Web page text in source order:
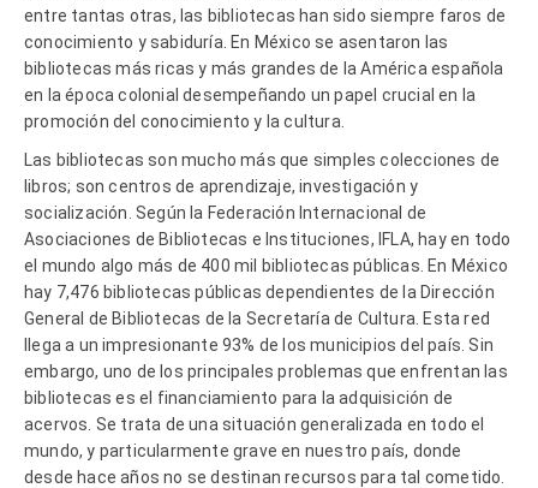
entre tantas otras, las bibliotecas han sido siempre faros de
conocimiento y sabiduría. En México se asentaron las
bibliotecas más ricas y más grandes de la América española
en la época colonial desempeñando un papel crucial en la
promoción del conocimiento y la cultura.
Las bibliotecas son mucho más que simples colecciones de
libros; son centros de aprendizaje, investigación y
socialización. Según la Federación Internacional de
Asociaciones de Bibliotecas e Instituciones, IFLA, hay en todo
el mundo algo más de 400 mil bibliotecas públicas. En México
hay 7,476 bibliotecas públicas dependientes de la Dirección
General de Bibliotecas de la Secretaría de Cultura. Esta red
llega a un impresionante 93% de los municipios del país. Sin
embargo, uno de los principales problemas que enfrentan las
bibliotecas es el financiamiento para la adquisición de
acervos. Se trata de una situación generalizada en todo el
mundo, y particularmente grave en nuestro país, donde
desde hace años no se destinan recursos para tal cometido.